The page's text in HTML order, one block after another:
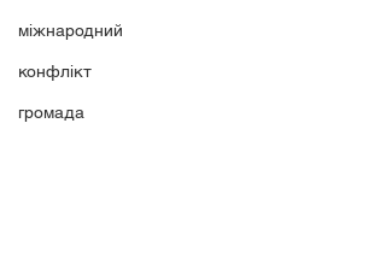
міжнародний
конфлікт
громада